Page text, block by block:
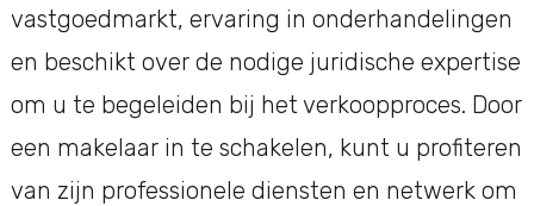
vastgoedmarkt, ervaring in onderhandelingen
en beschikt over de nodige juridische expertise
om u te begeleiden bij het verkoopproces. Door
een makelaar in te schakelen, kunt u profiteren
van zijn professionele diensten en netwerk om